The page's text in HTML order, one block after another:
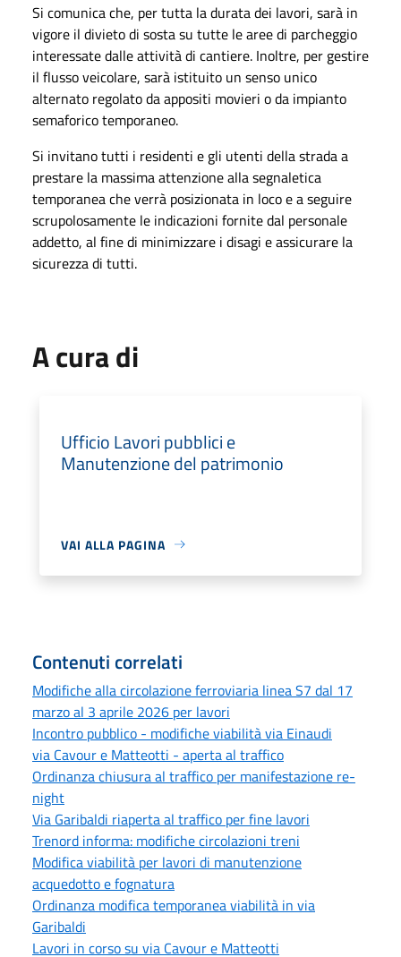
Si comunica che, per tutta la durata dei lavori, sarà in
vigore il divieto di sosta su tutte le aree di parcheggio
interessate dalle attività di cantiere. Inoltre, per gestire
il flusso veicolare, sarà istituito un senso unico
alternato regolato da appositi movieri o da impianto
semaforico temporaneo.
Si invitano tutti i residenti e gli utenti della strada a
prestare la massima attenzione alla segnaletica
temporanea che verrà posizionata in loco e a seguire
scrupolosamente le indicazioni fornite dal personale
addetto, al fine di minimizzare i disagi e assicurare la
sicurezza di tutti.
A cura di
Ufficio Lavori pubblici e
Manutenzione del patrimonio
VAI ALLA PAGINA
Contenuti correlati
Modifiche alla circolazione ferroviaria linea S7 dal 17
marzo al 3 aprile 2026 per lavori
Incontro pubblico - modifiche viabilità via Einaudi
via Cavour e Matteotti - aperta al traffico
Ordinanza chiusura al traffico per manifestazione re-
night
Via Garibaldi riaperta al traffico per fine lavori
Trenord informa: modifiche circolazioni treni
Modifica viabilità per lavori di manutenzione
acquedotto e fognatura
Ordinanza modifica temporanea viabilità in via
Garibaldi
Lavori in corso su via Cavour e Matteotti